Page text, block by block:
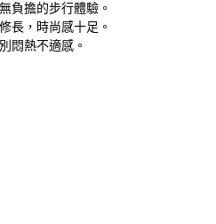
負擔的步行體驗。
長，時尚感十足。
悶熱不適感。